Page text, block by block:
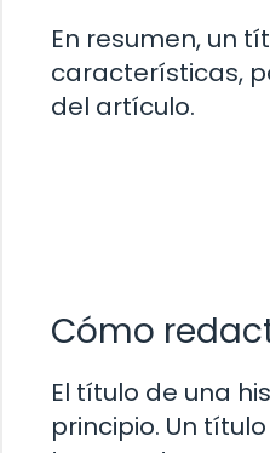
En resumen, un
características,
del artículo.
Cómo
El título de una
principio. Un